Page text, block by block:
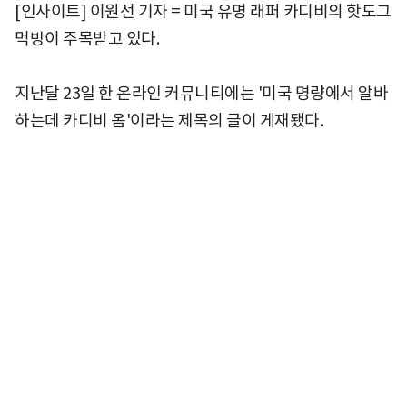
[인사이트] 이원선 기자 = 미국 유명 래퍼 카디비의 핫도그
먹방이 주목받고 있다.
지난달 23일 한 온라인 커뮤니티에는 '미국 명량에서 알바
하는데 카디비 옴'이라는 제목의 글이 게재됐다.